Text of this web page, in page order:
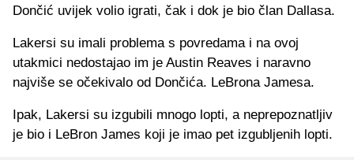
Dončić uvijek volio igrati, čak i dok je bio član Dallasa.
Lakersi su imali problema s povredama i na ovoj
utakmici nedostajao im je Austin Reaves i naravno
najviše se očekivalo od Dončića. LeBrona Jamesa.
Ipak, Lakersi su izgubili mnogo lopti, a neprepoznatljiv
je bio i LeBron James koji je imao pet izgubljenih lopti.